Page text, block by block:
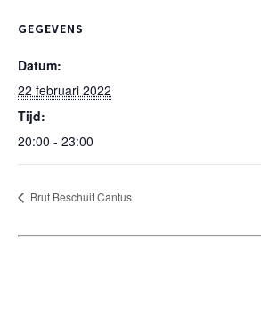
GEGEVENS
Datum:
22 februari 2022
Tijd:
20:00 - 23:00
Brut Beschuit Cantus